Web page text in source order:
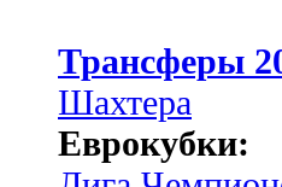
Трансферы
Шахтера
Еврокубки: